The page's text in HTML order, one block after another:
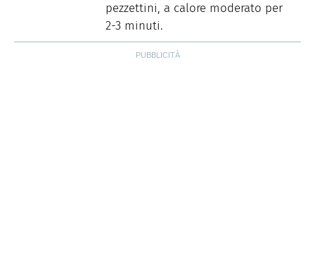
pezzettini, a calore moderato per
2-3 minuti.